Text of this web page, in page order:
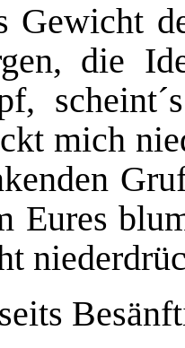
Gewicht
die
mich
Eures